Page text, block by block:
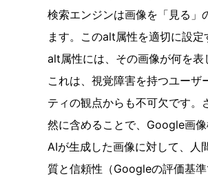
検索エンジンは画像を「見る」
ます。このalt属性を適切に設定
alt属性には、その画像が何を表
これは、視覚障害を持つユーザ
ティの観点からも不可欠です。
然に含めることで、Google画
AIが生成した画像に対して、人
質と信頼性（Googleの評価基